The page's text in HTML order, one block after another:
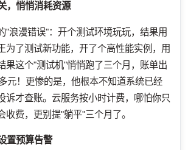
，悄悄消耗资源
"浪漫错误"：开个测试环境玩玩，结果用
为了测试新功能，开了个高性能实例，用
果这个"测试机"悄悄跑了三个月，账单出
元！更惨的是，他根本不知道系统已经
诉才查账。云服务按小时计费，哪怕你只
收费，更别提"躺平"三个月了。
置预算告警